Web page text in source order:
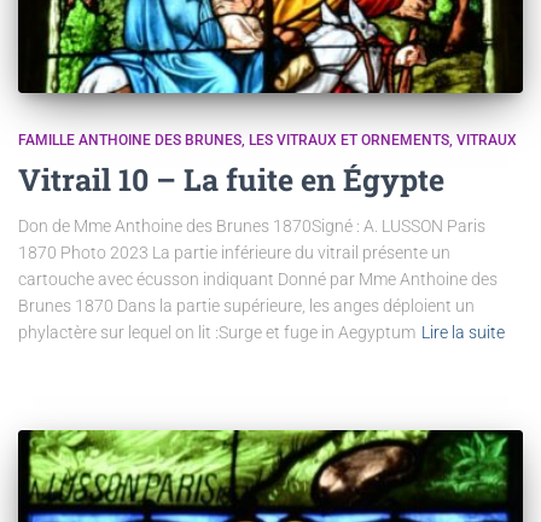
FAMILLE ANTHOINE DES BRUNES LES VITRAUX ET ORNEMENTS VITRAUX
Vitrail 10 – La fuite en Égypte
Don de Mme Anthoine des Brunes 1870Signé : A. LUSSON Paris
1870 Photo 2023 La partie inférieure du vitrail présente un
cartouche avec écusson indiquant Donné par Mme Anthoine des
Brunes 1870 Dans la partie supérieure, les anges déploient un
phylactère sur lequel on lit :Surge et fuge in Aegyptum Lire la suite